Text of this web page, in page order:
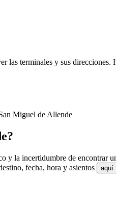
las terminales y sus
Miguel de Allende
la incertidumbre de encontrar
fecha, hora y asientos
aquí